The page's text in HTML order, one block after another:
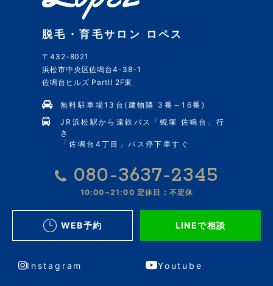
脱毛・育毛サロン ロペス
〒432-8021
浜松市中央区佐鳴台4-38-1
佐鳴台ヒルズ PartII 2F東
無料駐車場13台(建物隣 3番～16番)
JR浜松駅から遠鉄バス「蜆塚 佐鳴台」行
き
「佐鳴台4丁目」バス停下車すぐ
080-3637-2345
10:00~21:00 定休日：不定休
WEB予約 LINEで相談
Instagram Youtube